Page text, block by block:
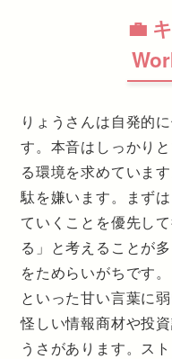
💼
りょうさんは自発的
す。本音はしっかり
る環境を求めていま
駄を嫌います。まず
ていくことを優先し
る」と考えることが
をためらいがちです
といった甘い言葉に
怪しい情報商材や投
うさがあります。ス